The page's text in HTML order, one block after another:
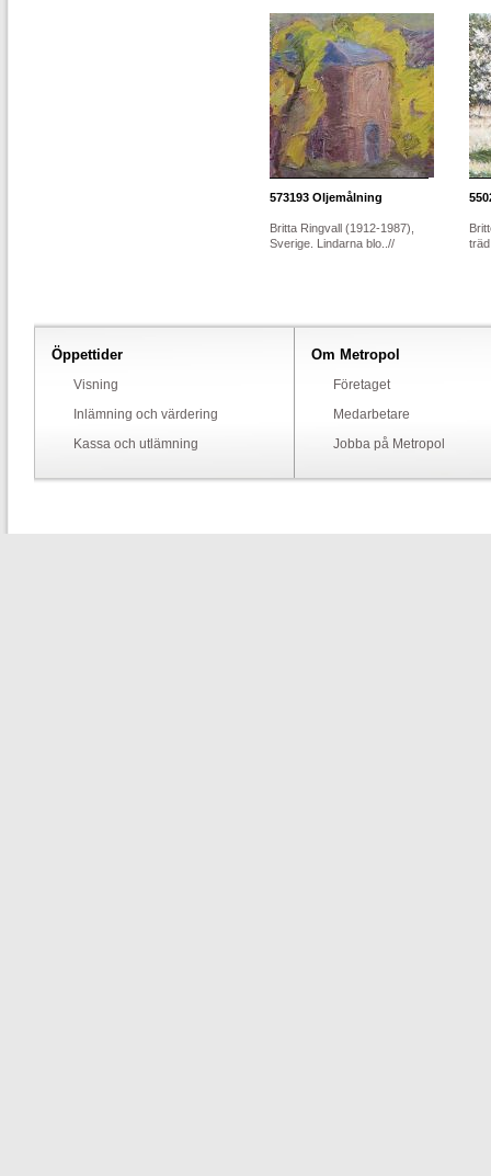
573193 Oljemålning
Britta Ringvall (1912-1987),
Sverige. Lindarna blo..//
Öppettider
Visning
Inlämning och värdering
Kassa och utlämning
Om Metropol
Företaget
Medarbetare
Jobba på Metropol